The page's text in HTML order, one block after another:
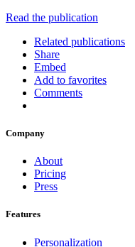
Read the publication
Related publications
Share
Embed
Add to favorites
Comments
Company
About
Pricing
Press
Features
Personalization